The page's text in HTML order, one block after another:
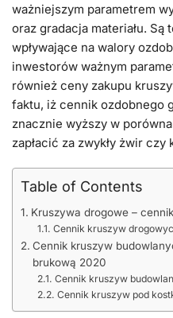
ważniejszym parametrem
oraz gradacja materiału.
wpływające na walory
inwestorów ważnym
również ceny zakupu
faktu, iż cennik ozdobnego
znacznie wyższy w
zapłacić za zwykły żwir
Table of Contents
Kruszywa drogowe –
Cennik kruszyw
Cennik kruszyw
brukową 2020
Cennik kruszyw
Cennik kruszyw pod